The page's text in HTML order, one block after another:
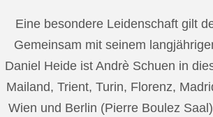
Eine besondere Leidenschaft gilt
Gemeinsam mit seinem
Daniel Heide ist Andrè Schuen in
Mailand, Trient, Turin, Florenz,
Wien und Berlin (Pierre Boulez